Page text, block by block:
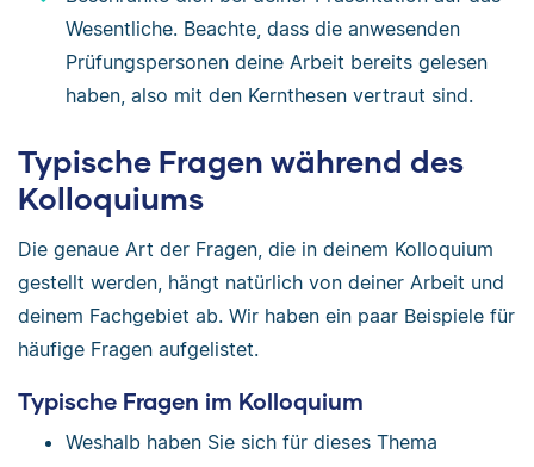
Wesentliche. Beachte, dass die anwesenden
Prüfungspersonen deine Arbeit bereits gelesen
haben, also mit den Kernthesen vertraut sind.
Typische Fragen während des
Kolloquiums
Die genaue Art der Fragen, die in deinem Kolloquium
gestellt werden, hängt natürlich von deiner Arbeit und
deinem Fachgebiet ab. Wir haben ein paar Beispiele für
häufige Fragen aufgelistet.
Typische Fragen im Kolloquium
Weshalb haben Sie sich für dieses Thema